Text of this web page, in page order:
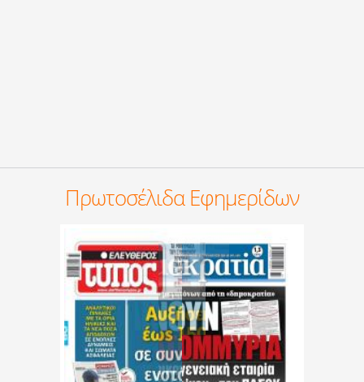
Πρωτοσέλιδα Εφημερίδων